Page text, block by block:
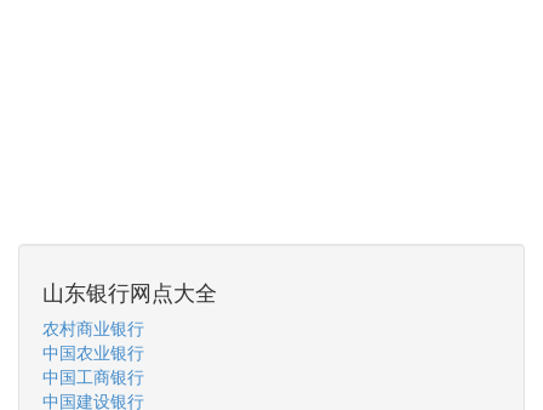
山东银行网点大全
农村商业银行
中国农业银行
中国工商银行
中国建设银行